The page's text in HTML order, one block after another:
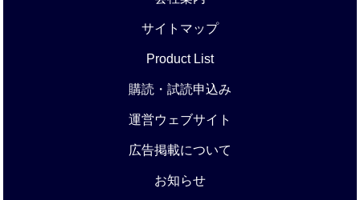
サイトマップ
Product List
購読・試読申込み
運営ウェブサイト
広告掲載について
お知らせ